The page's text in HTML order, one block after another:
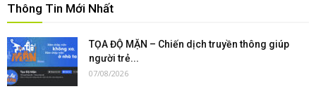
Thông Tin Mới Nhất
TỌA ĐỘ MẶN – Chiến dịch truyền thông giúp
người trẻ...
07/08/2026